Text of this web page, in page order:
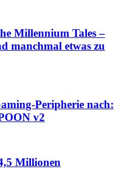
Millennium Tales –
manchmal etwas zu
Peripherie nach:
v2
Millionen